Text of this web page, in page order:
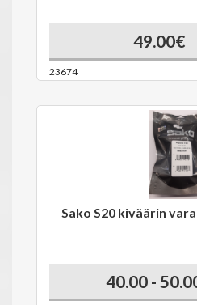
49.00€
23674
Sako S20 kiväärin
40.00 -